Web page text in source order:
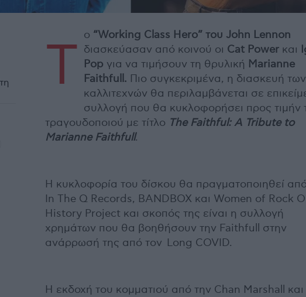
Τ ο “Working Class Hero” του John Lennon
διασκεύασαν από κοινού οι Cat Power και
Pop για να τιμήσουν τη θρυλική Marianne
Faithfull. Πιο συγκεκριμένα, η διασκευή
καλλιτεχνών θα περιλαμβάνεται σε
συλλογή που θα κυκλοφορήσει προς τιμήν
τραγουδοποιού με τίτλο The Faithful: A Tribute to
Marianne Faithfull.
Η κυκλοφορία του δίσκου θα πραγματοποιηθεί από
In The Q Records, BANDBOX και Women of Rock
History Project και σκοπός της είναι η συλλογή
χρημάτων που θα βοηθήσουν την Faithfull στην
ανάρρωσή της από τον Long COVID.
Η εκδοχή του κομματιού από την Chan Marshall και